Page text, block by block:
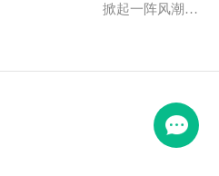
掀起一阵风潮，
揭示最新最潮的